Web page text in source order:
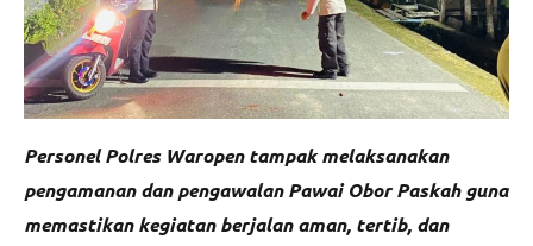
Personel Polres Waropen tampak melaksanakan
pengamanan dan pengawalan Pawai Obor Paskah guna
memastikan kegiatan berjalan aman, tertib, dan